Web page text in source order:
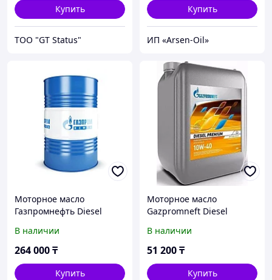
Купить
ТОО "GT Status"
Купить
ИП «Arsen-Oil»
Моторное масло
Газпромнефть Diesel
(253141970)
В наличии
264 000₸
Купить
Моторное масло
Gazpromneft Diesel
(2389901213)
В наличии
51 200₸
Купить